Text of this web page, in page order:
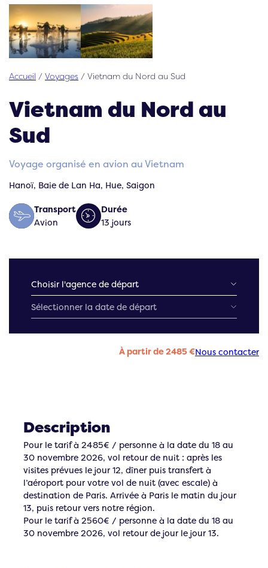
Accueil / Voyages / Vietnam du Nord au Sud
Vietnam du Nord au
Sud
Voyage organisé en avion au Vietnam
Hanoï, Baie de Lan Ha, Hue, Saigon
Transport
Avion
Durée
13 jours
À partir de 2485 €Nous contacter
Description
Pour le tarif à 2485€ / personne à la date du 18 au
30 novembre 2026, vol retour de nuit : après les
visites prévues le jour 12, dîner puis transfert à
l’aéroport pour votre vol de nuit (avec escale) à
destination de Paris. Arrivée à Paris le matin du jour
13, puis retour vers notre région.
Pour le tarif à 2560€ / personne à la date du 18 au
30 novembre 2026, vol retour de jour le jour 13.